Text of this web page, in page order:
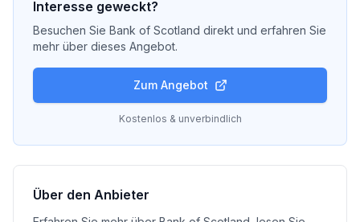
Interesse geweckt?
Besuchen Sie Bank of Scotland direkt und erfahren Sie
mehr über dieses Angebot.
Zum Angebot
Kostenlos & unverbindlich
Über den Anbieter